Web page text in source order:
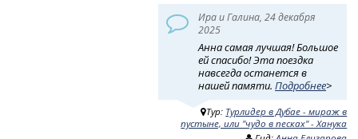
Ира и Галина, 24 декабря
2025
Анна самая лучшая! Большое
ей спасибо! Эта поездка
навсегда останется в
нашей памяти.Подробнее>
Тур: Турлидер в Дубае - мираж в
пустыне, или "чудо в песках" - Ханука